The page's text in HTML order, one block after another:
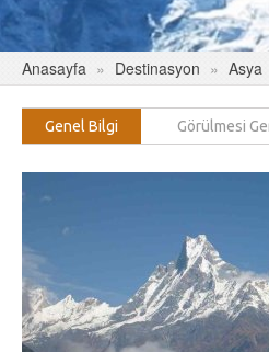
Anasayfa Destinasyon Asya
Genel Bilgi Görülmesi